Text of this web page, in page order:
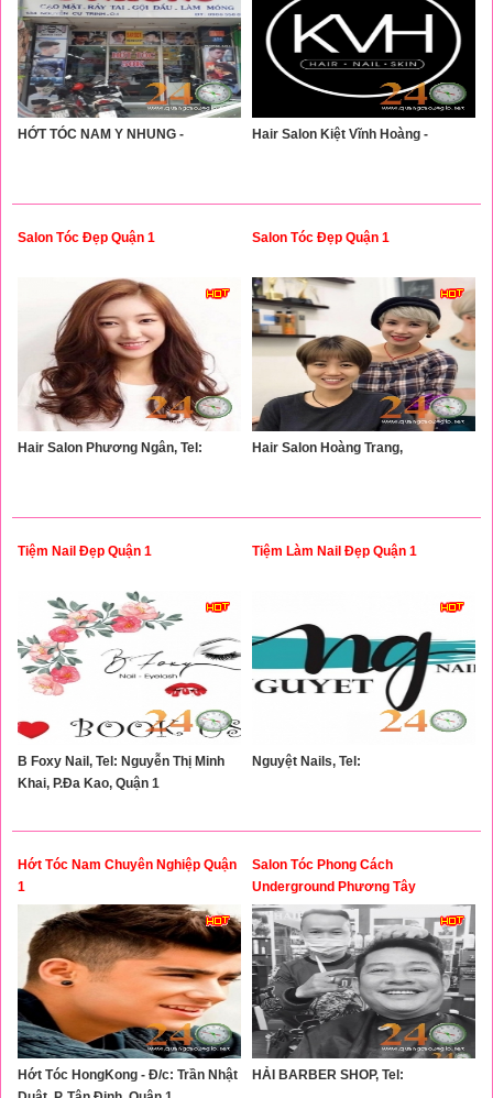
HỚT TÓC NAM Y NHUNG - Hair Salon Kiệt Vĩnh Hoàng -
Salon Tóc Đẹp Quận 1
Hair Salon Phương Ngân, Tel:
Salon Tóc Đẹp Quận 1
Hair Salon Hoàng Trang,
Tiệm Nail Đẹp Quận 1
B Foxy Nail, Tel: Nguyễn Thị Minh
Khai, P.Đa Kao, Quận 1
Tiệm Làm Nail Đẹp Quận 1
Nguyệt Nails, Tel:
Hớt Tóc Nam Chuyên Nghiệp Quận
1
Hớt Tóc HongKong - Đ/c: Trần Nhật
Salon Tóc Phong Cách
Underground Phương Tây
HẢI BARBER SHOP, Tel: